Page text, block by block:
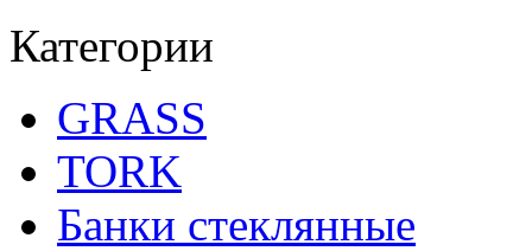
Категории
GRASS
TORK
Банки стеклянные